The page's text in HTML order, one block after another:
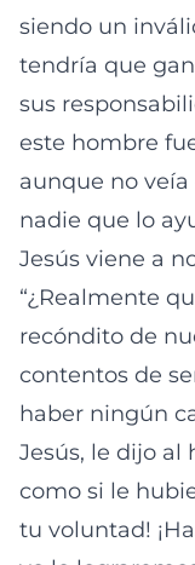
siendo un
tendría que
sus
este hombre
aunque no
nadie que lo
Jesús viene a
“¿Realmente
recóndito de
contentos de
haber ningún
Jesús, le dijo al
como si le
tu voluntad!